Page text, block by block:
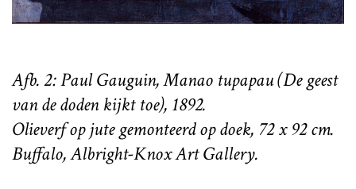
Afb. 2: Paul Gauguin, Manao tupapau (De geest
van de doden kijkt toe), 1892.
Olieverf op jute gemonteerd op doek, 72 x 92 cm.
Buffalo, Albright-Knox Art Gallery.